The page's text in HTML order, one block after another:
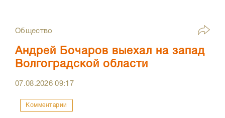
Общество
Андрей Бочаров выехал на запад
Волгоградской области
07.08.202609:17
Комментарии